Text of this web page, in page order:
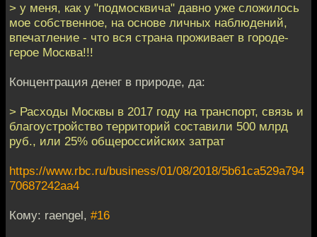
> у меня, как у "подмосквича" давно уже сложилось
мое собственное, на основе личных наблюдений,
впечатление - что вся страна проживает в городе-
герое Москва!!!
Концентрация денег в природе, да:
> Расходы Москвы в 2017 году на транспорт, связь и
благоустройство территорий составили 500 млрд
руб., или 25% общероссийских затрат
https://www.rbc.ru/business/01/08/2018/5b61ca529a794
70687242aa4
Кому: raengel, #16